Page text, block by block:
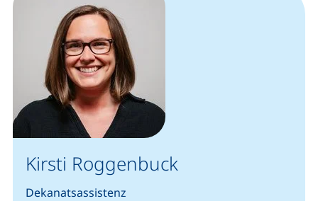
Kirsti Roggenbuck
Dekanatsassistenz